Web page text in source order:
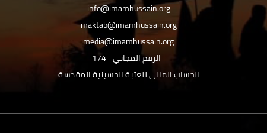
info@imamhussain.org
maktab@imamhussain.org
media@imamhussain.org
الرقم المجاني 174
الحساب المالي للعتبة الحسينية المقدسة